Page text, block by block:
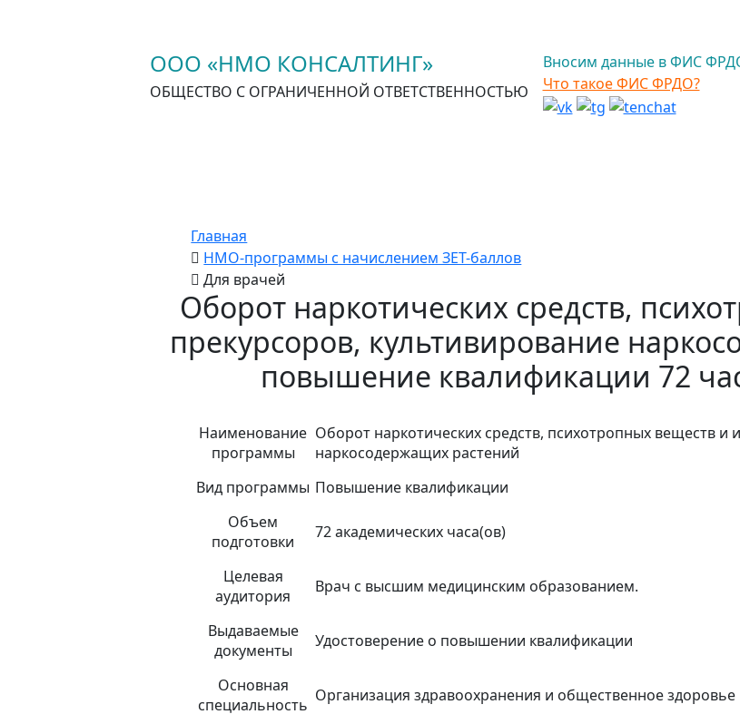
ООО «НМО КОНСАЛТИНГ»
ОБЩЕСТВО С ОГРАНИЧЕННОЙ ОТВЕТСТВЕННОСТЬЮ
Вносим данные в ФИС
Что такое ФИС ФРДО?
Главная
НМО-программы с начислением ЗЕТ-баллов
Для врачей
Оборот наркотических средств,
прекурсоров, культивирование
повышение квалификации 72
Наименование
программы
Оборот наркотических средств, психотропных веществ и
наркосодержащих растений
Вид программы Повышение квалификации
Объем
подготовки
72 академических часа(ов)
Целевая
аудитория
Врач с высшим медицинским образованием.
Выдаваемые
документы
Удостоверение о повышении квалификации
Основная
специальность Организация здравоохранения и общественное здоровье